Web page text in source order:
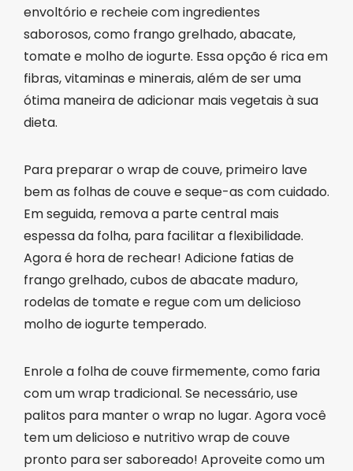
envoltório e recheie com ingredientes
saborosos, como frango grelhado, abacate,
tomate e molho de iogurte. Essa opção é rica em
fibras, vitaminas e minerais, além de ser uma
ótima maneira de adicionar mais vegetais à sua
dieta.
Para preparar o wrap de couve, primeiro lave
bem as folhas de couve e seque-as com cuidado.
Em seguida, remova a parte central mais
espessa da folha, para facilitar a flexibilidade.
Agora é hora de rechear! Adicione fatias de
frango grelhado, cubos de abacate maduro,
rodelas de tomate e regue com um delicioso
molho de iogurte temperado.
Enrole a folha de couve firmemente, como faria
com um wrap tradicional. Se necessário, use
palitos para manter o wrap no lugar. Agora você
tem um delicioso e nutritivo wrap de couve
pronto para ser saboreado! Aproveite como um